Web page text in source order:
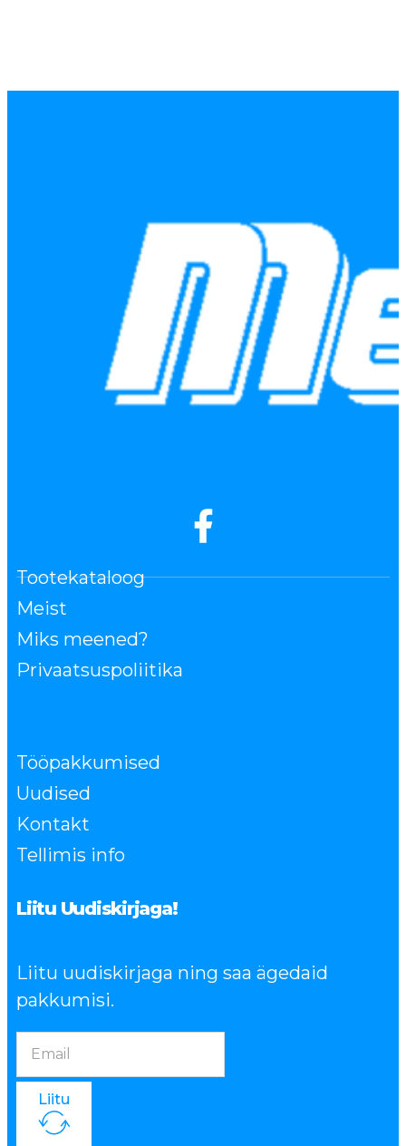
Tootekataloog
Meist
Miks meened?
Privaatsuspoliitika
Tööpakkumised
Uudised
Kontakt
Tellimis info
Liitu Uudiskirjaga!
Liitu uudiskirjaga ning saa ägedaid
pakkumisi.
Liitu